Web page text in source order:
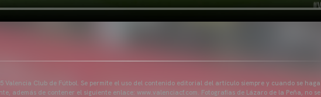
Valencia Club de Fútbol. Se permite el uso del contenido editorial del artículo siempre y cuando se haga
además de contener el siguiente enlace: www.valenciacf.com. Fotografías de Lázaro de la Peña, no se